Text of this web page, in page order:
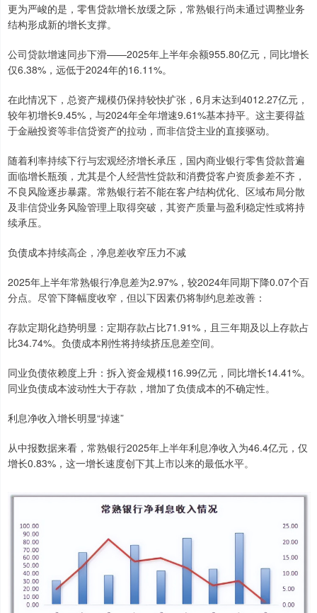
更为严峻的是，零售贷款增长放缓之际，常熟银行尚未通过调整业务
结构形成新的增长支撑。
公司贷款增速同步下滑——2025年上半年余额955.80亿元，同比增长
仅6.38%，远低于2024年的16.11%。
在此情况下，总资产规模仍保持较快扩张，6月末达到4012.27亿元，
较年初增长9.45%，与2024年全年增速9.61%基本持平。这主要得益
于金融投资等非信贷资产的拉动，而非信贷主业的直接驱动。
随着利率持续下行与宏观经济增长承压，国内商业银行零售贷款普遍
面临增长瓶颈，尤其是个人经营性贷款和消费贷客户资质参差不齐，
不良风险逐步暴露。常熟银行若不能在客户结构优化、区域布局分散
及非信贷业务风险管理上取得突破，其资产质量与盈利稳定性或将持
续承压。
负债成本持续高企，净息差收窄压力不减
2025年上半年常熟银行净息差为2.97%，较2024年同期下降0.07个百
分点。尽管下降幅度收窄，但以下因素仍将制约息差改善：
存款定期化趋势明显：定期存款占比71.91%，且三年期及以上存款占
比34.74%。负债成本刚性将持续挤压息差空间。
同业负债依赖度上升：拆入资金规模116.99亿元，同比增长14.41%。
同业负债成本波动性大于存款，增加了负债成本的不确定性。
利息净收入增长明显“掉速”
从中报数据来看，常熟银行2025年上半年利息净收入为46.4亿元，仅
增长0.83%，这一增长速度创下其上市以来的最低水平。